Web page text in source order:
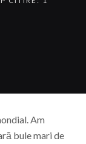
Am
bule mari de